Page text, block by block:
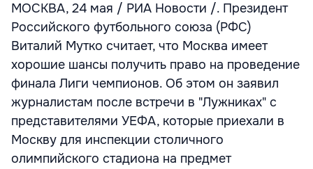
МОСКВА, 24 мая / РИА Новости /. Президент
Российского футбольного союза (РФС)
Виталий Мутко считает, что Москва имеет
хорошие шансы получить право на проведение
финала Лиги чемпионов. Об этом он заявил
журналистам после встречи в "Лужниках" с
представителями УЕФА, которые приехали в
Москву для инспекции столичного
олимпийского стадиона на предмет